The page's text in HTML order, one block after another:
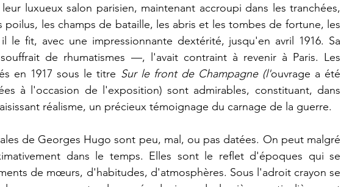
leur luxueux salon parisien, maintenant accroupi dans les tranchées,
poilus, les champs de bataille, les abris et les tombes de fortune, les
le fit, avec une impressionnante dextérité, jusqu'en avril 1916. Sa
de rhumatismes —, l'avait contraint à revenir à Paris. Les
en 1917 sous le titre Sur le front de Champagne (l'ouvrage a été
à l'occasion de l'exposition) sont admirables, constituant, dans
réalisme, un précieux témoignage du carnage de la guerre.
dans le temps. Elles sont le reflet d'époques qui se
de mœurs, d'habitudes, d'atmosphères. Sous l'adroit crayon se